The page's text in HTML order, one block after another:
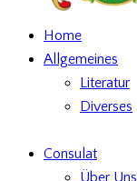
Home
Allgemeines
Literatur
Diverses
Consulat
Über Uns